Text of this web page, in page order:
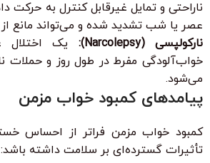
ناراحتی و تمایل غیرقابل کنترل به حرکت
عصر یا شب تشدید شده و می‌تواند مانع
نارکولپسی (Narcolepsy):
یک اختلال
خواب‌آلودگی مفرط در طول روز و
می‌شود.
پیامدهای کمبود خواب مزمن
کمبود خواب مزمن فراتر از احساس
تأثیرات گسترده‌ای بر سلامت داشته باشد: